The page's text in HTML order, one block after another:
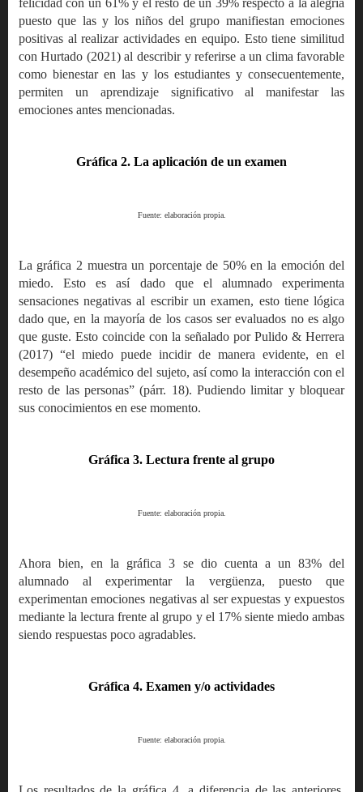
felicidad con un 61% y el resto de un 39% respecto a la alegría
puesto que las y los niños del grupo manifiestan emociones
positivas al realizar actividades en equipo. Esto tiene similitud
con Hurtado (2021) al describir y referirse a un clima favorable
como bienestar en las y los estudiantes y consecuentemente,
permiten un aprendizaje significativo al manifestar las
emociones antes mencionadas.
Gráfica 2. La aplicación de un examen
Fuente: elaboración propia.
La gráfica 2 muestra un porcentaje de 50% en la emoción del
miedo. Esto es así dado que el alumnado experimenta
sensaciones negativas al escribir un examen, esto tiene lógica
dado que, en la mayoría de los casos ser evaluados no es algo
que guste. Esto coincide con la señalado por Pulido & Herrera
(2017) “el miedo puede incidir de manera evidente, en el
desempeño académico del sujeto, así como la interacción con el
resto de las personas” (párr. 18). Pudiendo limitar y bloquear
sus conocimientos en ese momento.
Gráfica 3. Lectura frente al grupo
Fuente: elaboración propia.
Ahora bien, en la gráfica 3 se dio cuenta a un 83% del
alumnado al experimentar la vergüenza, puesto que
experimentan emociones negativas al ser expuestas y expuestos
mediante la lectura frente al grupo y el 17% siente miedo ambas
siendo respuestas poco agradables.
Gráfica 4. Examen y/o actividades
Fuente: elaboración propia.